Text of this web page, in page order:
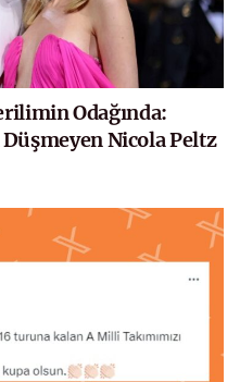
Odağında:
Nicola Peltz